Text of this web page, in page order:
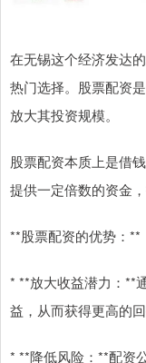
在无锡这个经济发达
热门选择。股票配资
放大其投资规模。
股票配资本质上是借
提供一定倍数的资金
**股票配资的优势：**
* **放大收益潜力：**
益，从而获得更高的回
* **降低风险：**配资